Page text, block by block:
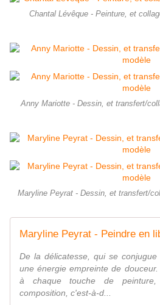
Chantal Lévêque - Peinture, et
Anny Mariotte - Dessin, et transfert/
Maryline Peyrat - Dessin, et transfert/
Maryline Peyrat - Peindre en
De la délicatesse, qui se
une énergie empreinte de
à chaque touche de
composition, c'est-à-d...